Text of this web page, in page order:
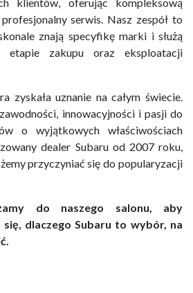
serwis. Nasz zespół to
znają specyfikę marki i służą
etapie zakupu oraz eksploatacji
zyskała uznanie na całym świecie.
innowacyjności i pasji do
o wyjątkowych właściwościach
dealer Subaru od 2007 roku,
przyczyniać się do popularyzacji
do naszego salonu, aby
dlaczego Subaru to wybór, na